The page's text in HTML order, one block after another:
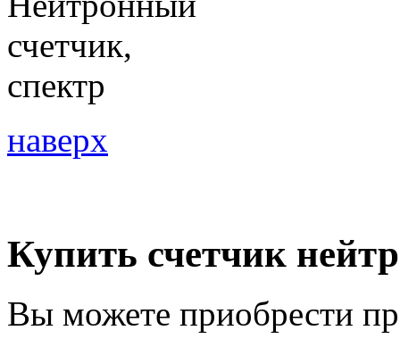
наверх
Купить счетчик
Вы можете приобрести